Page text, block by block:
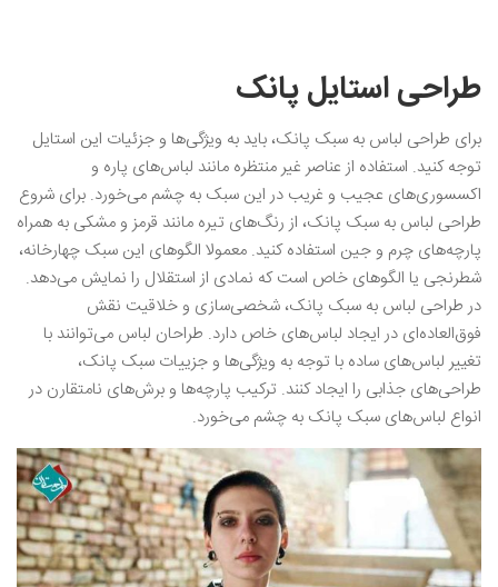
طراحی استایل پانک
برای طراحی لباس به سبک پانک، باید به ویژگی‌ها و جزئیات این استایل
توجه کنید. استفاده از عناصر غیر منتظره مانند لباس‌های پاره و
اکسسوری‌های عجیب و غریب در این سبک به چشم می‌خورد. برای شروع
طراحی لباس به سبک پانک، از رنگ‌های تیره مانند قرمز و مشکی به همراه
پارچه‌های چرم و جین استفاده کنید‌. معمولا الگوهای این سبک چهارخانه،
شطرنجی یا الگوهای خاص است که نمادی از استقلال را نمایش می‌دهد.
در طراحی لباس به سبک پانک، شخصی‌سازی و خلاقیت نقش
فوق‌العاده‌ای در ایجاد لباس‌های خاص دارد. طراحان لباس می‌توانند با
تغییر لباس‌های ساده با توجه به ویژگی‌ها و جزییات سبک پانک،
طراحی‌های جذابی را ایجاد کنند. ترکیب پارچه‌ها و برش‌های نامتقارن در
انواع لباس‌های سبک پانک به چشم می‌خورد.